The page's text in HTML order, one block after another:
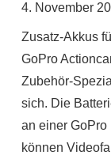
4. November
Zusatz-Akkus
GoPro
Zubehör-
sich. Die
an einer GoPro
können